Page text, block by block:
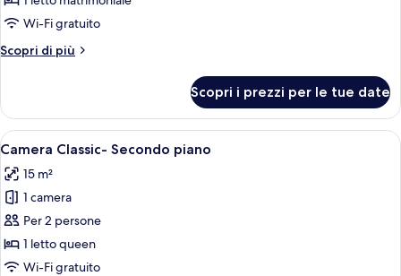
con
Balcone
-
Wi-Fi gratuito
Scopri di più
Altri
Piccola
con
Balcone
Secondo
Piano
Scopri i prezzi per le tue date
Apri
tutte
le
foto
per
Camera
Classic-
Un letto rifatto con cura in una
2
Camera Classic- Secondo piano
15 m²
1 camera
Per 2 persone
1 letto queen
Wi-Fi gratuito